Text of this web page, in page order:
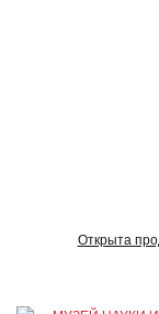
Открыта